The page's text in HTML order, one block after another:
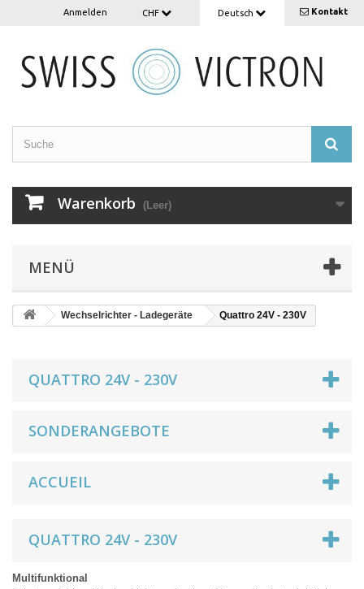
Kontakt
Deutsch
CHF
Anmelden
Warenkorb (Leer)
MENÜ
Wechselrichter - Ladegeräte Quattro 24V - 230V
QUATTRO 24V - 230V
SONDERANGEBOTE
ACCUEIL
QUATTRO 24V - 230V
Multifunktional